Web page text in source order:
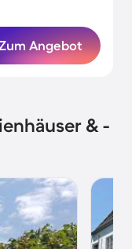
Angebot
& -